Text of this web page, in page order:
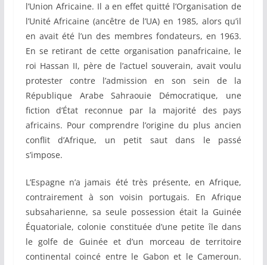
l’Union Africaine. Il a en effet quitté l’Organisation de
l’Unité Africaine (ancêtre de l’UA) en 1985, alors qu’il
en avait été l’un des membres fondateurs, en 1963.
En se retirant de cette organisation panafricaine, le
roi Hassan II, père de l’actuel souverain, avait voulu
protester contre l’admission en son sein de la
République Arabe Sahraouie Démocratique, une
fiction d’État reconnue par la majorité des pays
africains. Pour comprendre l’origine du plus ancien
conflit d’Afrique, un petit saut dans le passé
s’impose.
L’Espagne n’a jamais été très présente, en Afrique,
contrairement à son voisin portugais. En Afrique
subsaharienne, sa seule possession était la Guinée
Équatoriale, colonie constituée d’une petite île dans
le golfe de Guinée et d’un morceau de territoire
continental coincé entre le Gabon et le Cameroun.